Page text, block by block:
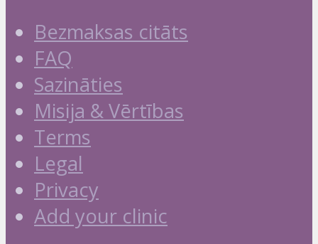
Bezmaksas citāts
FAQ
Sazināties
Misija & Vērtības
Terms
Legal
Privacy
Add your clinic